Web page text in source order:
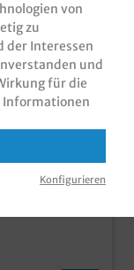
/ Eislöffel aus
und
und SUPD
von
zu
der Interessen
und
für die
Informationen
Konfigurieren